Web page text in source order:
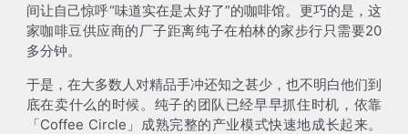
间让自己惊呼“味道实在是太好了”的咖啡馆。更巧的是，这
家咖啡豆供应商的厂子距离纯子在柏林的家步行只需要20
多分钟。
于是，在大多数人对精品手冲还知之甚少，也不明白他们到
底在卖什么的时候。纯子的团队已经早早抓住时机，依靠
「Coffee Circle」成熟完整的产业模式快速地成长起来。